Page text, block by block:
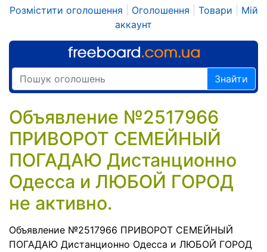
Розмістити оголошення Оголошення Товари
Мій
аккаунт
Знайти
Объявление №2517966
ПРИВОРОТ СЕМЕЙНЫЙ
ПОГАДАЮ Дистанционно
Одесса и ЛЮБОЙ ГОРОД
не активно.
Объявление №2517966 ПРИВОРОТ СЕМЕЙНЫЙ
ПОГАДАЮ Дистанционно Одесса и ЛЮБОЙ ГОРОД